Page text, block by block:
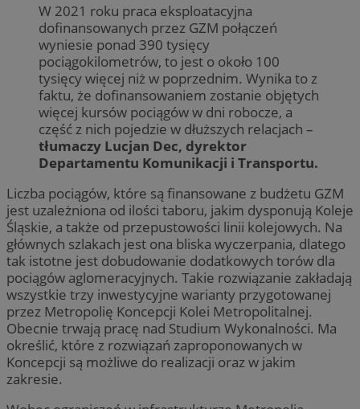
W 2021 roku praca eksploatacyjna
dofinansowanych przez GZM połączeń
wyniesie ponad 390 tysięcy
pociągokilometrów, to jest o około 100
tysięcy więcej niż w poprzednim. Wynika to z
faktu, że dofinansowaniem zostanie objętych
więcej kursów pociągów w dni robocze, a
część z nich pojedzie w dłuższych relacjach –
tłumaczy Lucjan Dec, dyrektor
Departamentu Komunikacji i Transportu.
Liczba pociągów, które są finansowane z budżetu GZM
jest uzależniona od ilości taboru, jakim dysponują Koleje
Śląskie, a także od przepustowości linii kolejowych. Na
głównych szlakach jest ona bliska wyczerpania, dlatego
tak istotne jest dobudowanie dodatkowych torów dla
pociągów aglomeracyjnych. Takie rozwiązanie zakładają
wszystkie trzy inwestycyjne warianty przygotowanej
przez Metropolię Koncepcji Kolei Metropolitalnej.
Obecnie trwają pracę nad Studium Wykonalności. Ma
określić, które z rozwiązań zaproponowanych w
Koncepcji są możliwe do realizacji oraz w jakim
zakresie.